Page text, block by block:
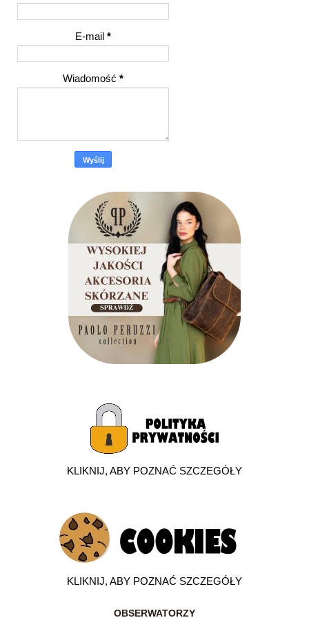
E-mail *
Wiadomość *
KLIKNIJ, ABY POZNAĆ SZCZEGÓŁY
KLIKNIJ, ABY POZNAĆ SZCZEGÓŁY
OBSERWATORZY